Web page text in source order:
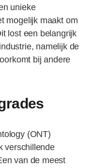
unieke
mogelijk maakt om
lost een belangrijk
namelijk de
bij andere
(ONT)
verschillende
van de meest